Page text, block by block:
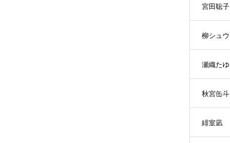
宮田聡子
柳シュウ
瀬織たゆ
秋宮缶斗
緋室凪